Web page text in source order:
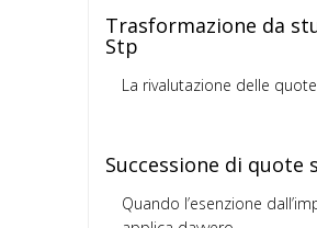
Trasformazione da
Stp
La rivalutazione delle
Successione di quote
Quando l’esenzione